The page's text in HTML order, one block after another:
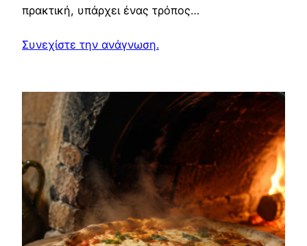
πρακτική, υπάρχει ένας τρόπος…
Συνεχίστε την ανάγνωση.